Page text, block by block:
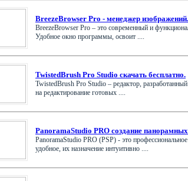
BreezeBrowser Pro - менеджер изображений.
BreezeBrowser Pro – это современный и
Удобное окно программы, освоит ....
TwistedBrush Pro Studio скачать бесплатно.
TwistedBrush Pro Studio – редактор,
на редактирование готовых ....
PanoramaStudio PRO создание
PanoramaStudio PRO (PSP) - это
удобное, их назначение интуитивно ....